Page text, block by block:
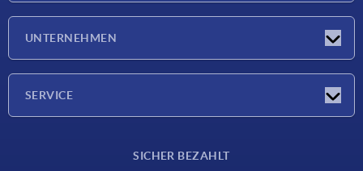
UNTERNEHMEN
SERVICE
SICHER BEZAHLT